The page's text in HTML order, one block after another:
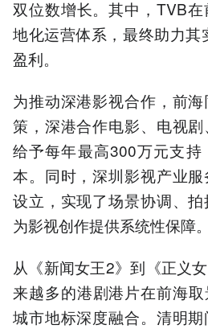
双位数增长。其中，TVB
地化运营体系，最终助力其
盈利。
为推动深港影视合作，前
策，深港合作电影、电视剧
给予每年最高300万元支
本。同时，深圳影视产业
设立，实现了场景协调、拍
为影视创作提供系统性保障。
从《新闻女王2》到《正义
来越多的港剧港片在前海
城市地标深度融合。清明